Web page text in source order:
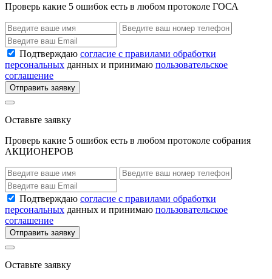
Проверь какие 5 ошибок есть в любом протоколе ГОСА
Подтверждаю согласие с правилами обработки
персональных данных и принимаю пользовательское
соглашение
Отправить заявку
Оставьте заявку
Проверь какие 5 ошибок есть в любом протоколе собрания
АКЦИОНЕРОВ
Подтверждаю согласие с правилами обработки
персональных данных и принимаю пользовательское
соглашение
Отправить заявку
Оставьте заявку